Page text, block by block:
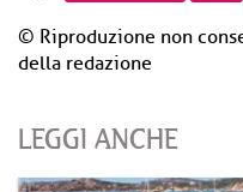
© Riproduzione non
della redazione
LEGGI ANCHE